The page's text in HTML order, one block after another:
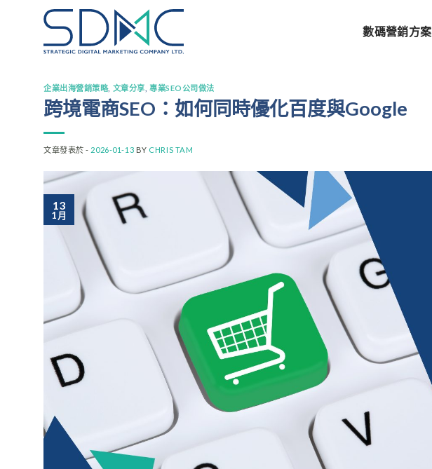
數碼營銷方案
企業出海營銷策略, 文章分享 專業SEO公司做法
跨境電商SEO：如何同時優化百度與Google
文章發表於 - 2026-01-13 BY CHRIS TAM
13
1 月